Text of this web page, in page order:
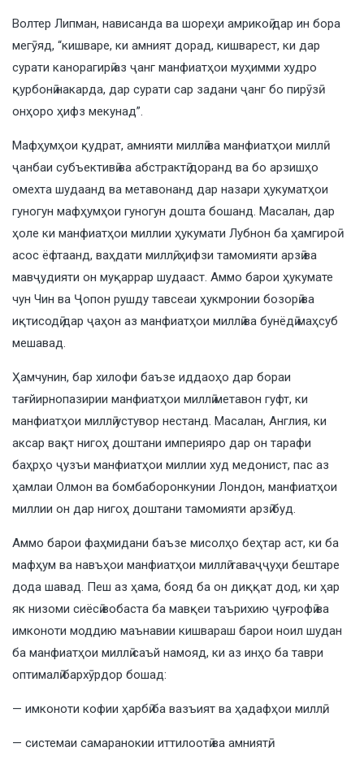
Волтер Липман, нависанда ва шореҳи амрикоӣ дар ин бора
мегӯяд, “кишваре, ки амният дорад, кишварест, ки дар
сурати канорагирӣ аз ҷанг манфиатҳои муҳимми худро
қурбонӣ накарда, дар сурати сар задани ҷанг бо пирӯзӣ
онҳоро ҳифз мекунад”.
Мафҳумҳои қудрат, амнияти миллӣ ва манфиатҳои миллӣ
ҷанбаи субъективӣ ва абстрактӣ доранд ва бо арзишҳо
омехта шудаанд ва метавонанд дар назари ҳукуматҳои
гуногун мафҳумҳои гуногун дошта бошанд. Масалан, дар
ҳоле ки манфиатҳои миллии ҳукумати Лубнон ба ҳамгироӣ
асос ёфтаанд, ваҳдати миллӣ, ҳифзи тамомияти арзӣ ва
мавҷудияти он муқаррар шудааст. Аммо барои ҳукумате
чун Чин ва Ҷопон рушду тавсеаи ҳукмронии бозорӣ ва
иқтисодӣ дар ҷаҳон аз манфиатҳои миллӣ ва бунёдӣ маҳсуб
мешавад.
Ҳамчунин, бар хилофи баъзе иддаоҳо дар бораи
тағйирнопазирии манфиатҳои миллӣ метавон гуфт, ки
манфиатҳои миллӣ устувор нестанд. Масалан, Англия, ки
аксар вақт нигоҳ доштани империяро дар он тарафи
баҳрҳо ҷузъи манфиатҳои миллии худ медонист, пас аз
ҳамлаи Олмон ва бомбаборонкунии Лондон, манфиатҳои
миллии он дар нигоҳ доштани тамомияти арзӣ буд.
Аммо барои фаҳмидани баъзе мисолҳо беҳтар аст, ки ба
мафҳум ва навъҳои манфиатҳои миллӣ таваҷҷуҳи бештаре
дода шавад. Пеш аз ҳама, бояд ба он диққат дод, ки ҳар
як низоми сиёсӣ вобаста ба мавқеи таърихию ҷуғрофӣ ва
имконоти моддию маънавии кишвараш барои ноил шудан
ба манфиатҳои миллӣ саъй намояд, ки аз инҳо ба таври
оптималӣ бархӯрдор бошад:
— имконоти кофии ҳарбӣ ба вазъият ва ҳадафҳои миллӣ;
— системаи самаранокии иттилоотӣ ва амниятӣ;